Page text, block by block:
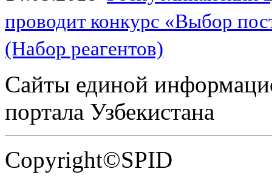
проводит конкурс «Выбор
(Набор реагентов)
Сайты единой
портала Узбекистана
Copyright©SPID